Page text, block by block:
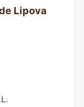
Lipova